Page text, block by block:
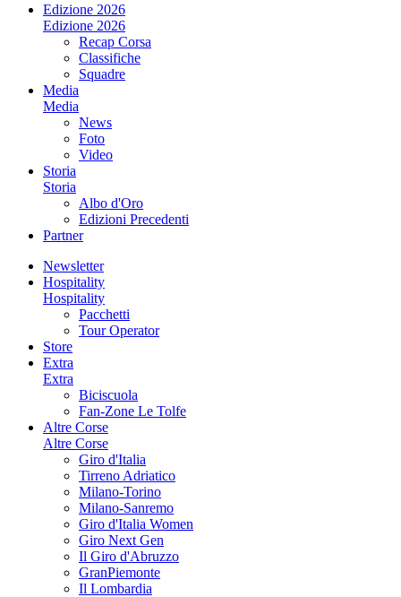
Edizione 2026
Edizione 2026
Recap Corsa
Classifiche
Squadre
Media
Media
News
Foto
Video
Storia
Storia
Albo d'Oro
Edizioni Precedenti
Partner
Newsletter
Hospitality
Hospitality
Pacchetti
Tour Operator
Store
Extra
Extra
Biciscuola
Fan-Zone Le Tolfe
Altre Corse
Altre Corse
Giro d'Italia
Tirreno Adriatico
Milano-Torino
Milano-Sanremo
Giro d'Italia Women
Giro Next Gen
Il Giro d'Abruzzo
GranPiemonte
Il Lombardia